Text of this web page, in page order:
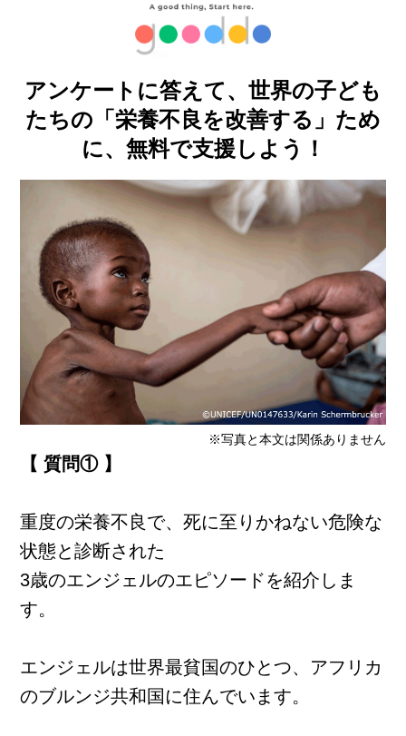
アンケートに答えて、世界の子ども
たちの「栄養不良を改善する」ため
に、無料で支援しよう！
※写真と本文は関係ありません
【 質問① 】
重度の栄養不良で、死に至りかねない危険な
状態と診断された
3歳のエンジェルのエピソードを紹介しま
す。
エンジェルは世界最貧国のひとつ、アフリカ
のブルンジ共和国に住んでいます。